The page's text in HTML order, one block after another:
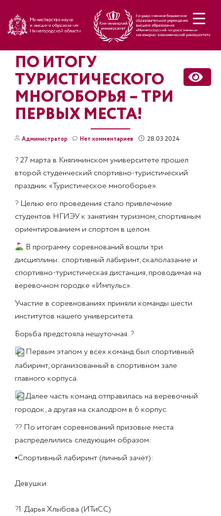
ПО ИТОГУ
ТУРИСТИЧЕСКОГО
МНОГОБОРЬЯ – ТРИ
ПЕРВЫХ МЕСТА!
Администратор 28.03.2024
Нет комментариев
?27 марта в Княгининском университете прошел
второй студенческий спортивно-туристический
праздник «Туристическое многоборье».
? Целью его проведения стало привлечение
студентов НГИЭУ к занятиям туризмом, спортивным
ориентированием и спортом в целом.
В программу соревнований вошли три
дисциплины: спортивный лабиринт, скалолазание и
спортивно-туристическая дистанция, проводимая на
верёвочном городке «Импульс».
Участие в соревнованиях приняли команды шести
институтов нашего университета.
Борьба предстояла нешуточная. ?
Первым этапом у всех команд был спортивный
лабиринт, организованный в спортивном зале
главного корпуса.
Далее часть команд отправилась на веревочный
городок, а другая на скалодром в 6 корпус.
?? По итогам соревнований призовые места
распределились следующим образом:
▪Спортивный лабиринт (личный зачёт):
Девушки:
?1. Дарья Хлыбова (ИТиСС)